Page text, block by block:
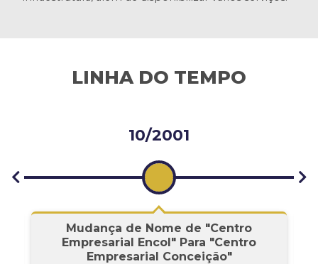
LINHA DO TEMPO
10/2001
Mudança de Nome de "Centro
Empresarial Encol" Para "Centro
Empresarial Conceição"